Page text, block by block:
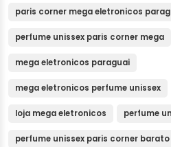
paris corner mega eletronicos
perfume unissex paris corner mega
mega eletronicos paraguai
mega eletronicos perfume unissex
loja mega eletronicos perfume
perfume unissex paris corner barato